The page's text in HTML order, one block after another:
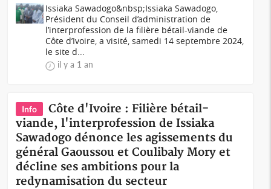
Issiaka Sawadogo&nbsp;Issiaka Sawadogo,
Président du Conseil d’administration de
l’interprofession de la filière bétail-viande de
Côte d’Ivoire, a visité, samedi 14 septembre 2024,
le site d...
il y a 1 an
Info
Côte d'Ivoire : Filière bétail-
viande, l'interprofession de Issiaka
Sawadogo dénonce les agissements du
général Gaoussou et Coulibaly Mory et
décline ses ambitions pour la
redynamisation du secteur